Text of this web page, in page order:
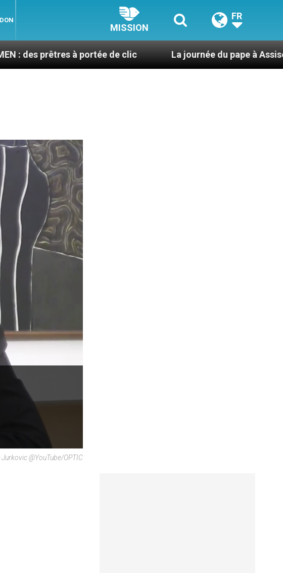
MISSION
FR
à portée de clic La journée du pape à Assise : « Allons-y !
@YouTube/OPTIC